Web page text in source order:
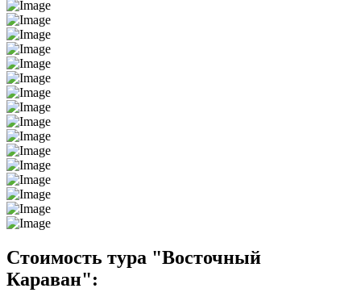
Стоимость тура "Восточный
Караван":